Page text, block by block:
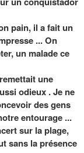
pain, il a fait un
... On
un malade ce
une
odieux . Je ne
des gens
entourage ...
sur la plage,
sans la présence